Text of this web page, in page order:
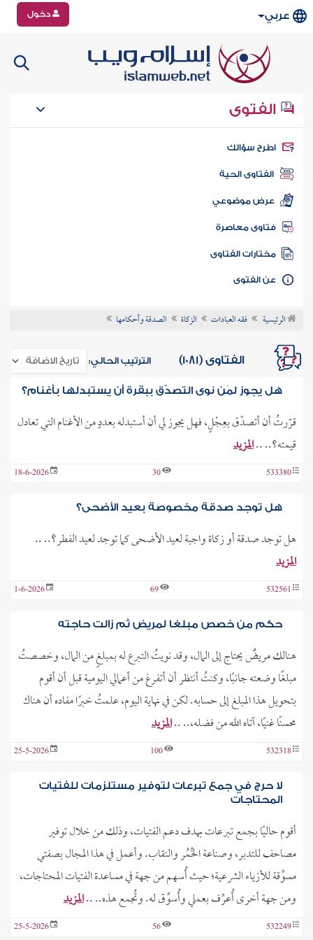
عربي دخول
الفتوى
سؤالك
الفتاوى الحية
عرض موضوعي
فتاوى معاصرة
مختارات الفتاوى
الفتوى
الرئيسية فقه العبادات الزكاة الصدقة وأحكامها
الفتاوى (1081) الترتيب الحالي:
هل يجوز لمَن نوى التصدّق ببقرة أن يستبدلها بأغنام؟
قرّرتُ أن أتصدّق بعِجْلٍ، فهل يجوز لي أن أستبدله بعددٍ من الأغنام التي تعادل
قيمته؟.. ..المزيد
533380
30
18-6-2026
هل توجد صدقة مخصوصة بعيد الأضحى؟
هل توجد صدقة أو زكاة واجبة لعيد الأضحى كما توجد لعيد الفطر؟.. ..
المزيد
532561
69
1-6-2026
حكم من خصص مبلغا لمريض ثم زالت حاجته
هنالك مريضٌ يحتاج إلى المال، وقد نويتُ التبرع له بمبلغٍ من المال، وخصصتُ
مبلغًا وضعته جانبًا، وكنتُ أنتظر أن أتفرغ من أعمالي اليومية قبل أن أقوم
بتحويل هذا المبلغ إلى حسابه. لكن في نهاية اليوم، علمتُ خبرًا مفاده أن هناك
محسنًا غنيًا، آتاه الله من فضله،.. ..المزيد
532318
100
25-5-2026
لا حرج في جمع تبرعات لتوفير مستلزمات للفتيات
المحتاجات
أقوم حاليًا بجمع تبرعات بهدف دعم الفتيات، وذلك من خلال توفير
مصاحف للتدبر، وصناعة الخُمُر والنقاب. وأعمل في هذا المجال بصفتي
مسوِّقة للأزياء الشرعية؛ حيث أُسهم من جهة في مساعدة الفتيات المحتاجات،
ومن جهة أخرى أُعرِّف بعملي وأُسوِّق له. وتُجمع هذه.. ..المزيد
532249
56
25-5-2026